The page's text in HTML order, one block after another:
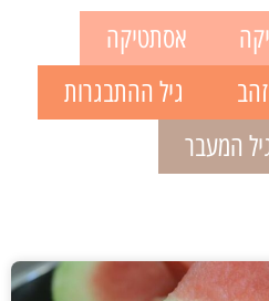
אסתטיקה
גיל ההתבגרות
המעבר